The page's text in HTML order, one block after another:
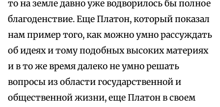
то на земле давно уже водворилось бы полное
благоденствие. Еще Платон, который показал
нам пример того, как можно умно рассуждать
об идеях и тому подобных высоких материях
и в то же время далеко не умно решать
вопросы из области государственной и
общественной жизни, еще Платон в своем